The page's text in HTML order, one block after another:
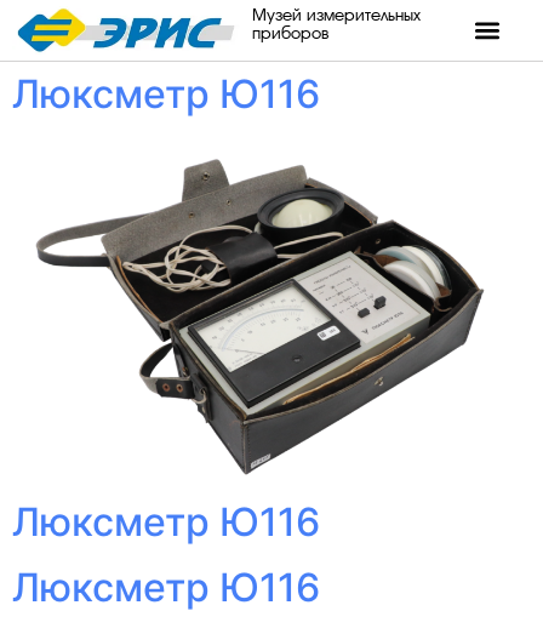
Музей измерительных
приборов
Люксметр Ю116
Люксметр Ю116
Люксметр Ю116